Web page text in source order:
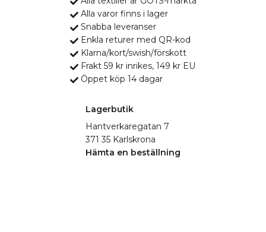
Alla varor finns i lager
Snabba leveranser
Enkla returer med QR-kod
Klarna/kort/swish/förskott
Frakt 59 kr inrikes, 149 kr EU
Öppet köp 14 dagar
Lagerbutik
Hantverkaregatan 7
371 35 Karlskrona
Hämta en beställning